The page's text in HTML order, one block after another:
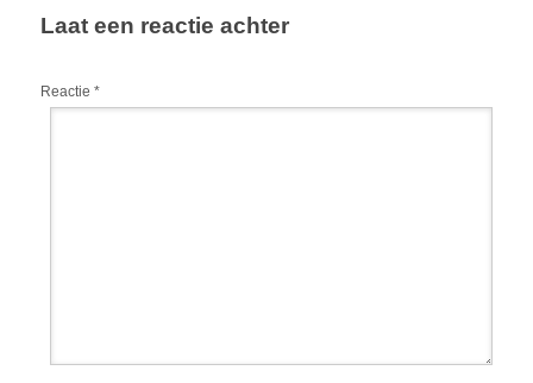
Laat een reactie achter
Reactie *